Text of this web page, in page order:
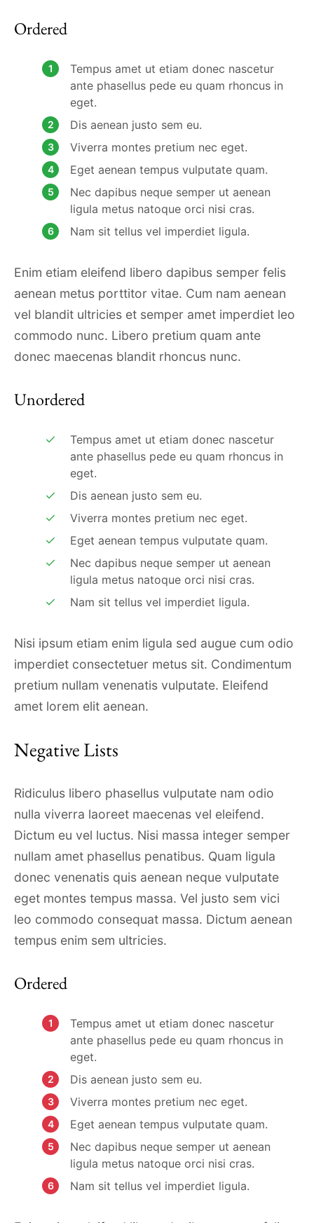
Ordered
Tempus amet ut etiam donec nascetur
ante phasellus pede eu quam rhoncus in
eget.
Dis aenean justo sem eu.
Viverra montes pretium nec eget.
Eget aenean tempus vulputate quam.
Nec dapibus neque semper ut aenean
ligula metus natoque orci nisi cras.
Nam sit tellus vel imperdiet ligula.
Enim etiam eleifend libero dapibus semper felis
aenean metus porttitor vitae. Cum nam aenean
vel blandit ultricies et semper amet imperdiet leo
commodo nunc. Libero pretium quam ante
donec maecenas blandit rhoncus nunc.
Unordered
Tempus amet ut etiam donec nascetur
ante phasellus pede eu quam rhoncus in
eget.
Dis aenean justo sem eu.
Viverra montes pretium nec eget.
Eget aenean tempus vulputate quam.
Nec dapibus neque semper ut aenean
ligula metus natoque orci nisi cras.
Nam sit tellus vel imperdiet ligula.
Nisi ipsum etiam enim ligula sed augue cum odio
imperdiet consectetuer metus sit. Condimentum
pretium nullam venenatis vulputate. Eleifend
amet lorem elit aenean.
Negative Lists
Ridiculus libero phasellus vulputate nam odio
nulla viverra laoreet maecenas vel eleifend.
Dictum eu vel luctus. Nisi massa integer semper
nullam amet phasellus penatibus. Quam ligula
donec venenatis quis aenean neque vulputate
eget montes tempus massa. Vel justo sem vici
leo commodo consequat massa. Dictum aenean
tempus enim sem ultricies.
Ordered
Tempus amet ut etiam donec nascetur
ante phasellus pede eu quam rhoncus in
eget.
Dis aenean justo sem eu.
Viverra montes pretium nec eget.
Eget aenean tempus vulputate quam.
Nec dapibus neque semper ut aenean
ligula metus natoque orci nisi cras.
Nam sit tellus vel imperdiet ligula.